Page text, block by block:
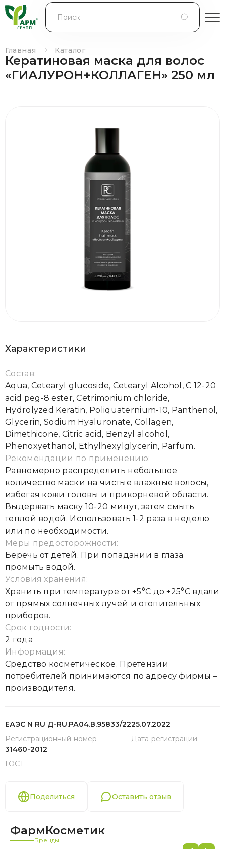
КОНТРАКТНОЕ ПРОИЗВОДСТВО
КОНТАКТЫ
Главная Каталог
Кератиновая маска для волос
«ГИАЛУРОН+КОЛЛАГЕН» 250 мл
Характеристики
Состав:
Aqua, Cetearyl glucoside, Cetearyl Alcohol, С 12-20
acid peg-8 ester, Сetrimonium chloride,
Hydrolyzed Keratin, Poliquaternium-10, Panthenol,
Glycerin, Sodium Hyaluronate, Collagen,
Dimethicone, Citric acid, Benzyl alcohol,
Phenoxyethanol, Ethylhexylglycerin, Parfum.
Рекомендации по применению:
Равномерно распределить небольшое
количество маски на чистые влажные волосы,
избегая кожи головы и прикорневой области.
Выдержать маску 10-20 минут, затем смыть
теплой водой. Использовать 1-2 раза в неделю
или по необходимости.
Меры предосторожности:
Беречь от детей. При попадании в глаза
промыть водой.
Условия хранения:
Хранить при температуре от +5°С до +25°С вдали
от прямых солнечных лучей и отопительных
приборов.
Срок годности:
2 года
Информация:
Средство косметическое. Претензии
потребителей принимаются по адресу фирмы –
производителя.
ЕАЭС N RU Д-RU.РА04.В.95833/22
Регистрационный номер
25.07.2022
Дата регистрации
31460-2012
ГОСТ
Поделиться Оставить отзыв
ФармКосметик
Бренды